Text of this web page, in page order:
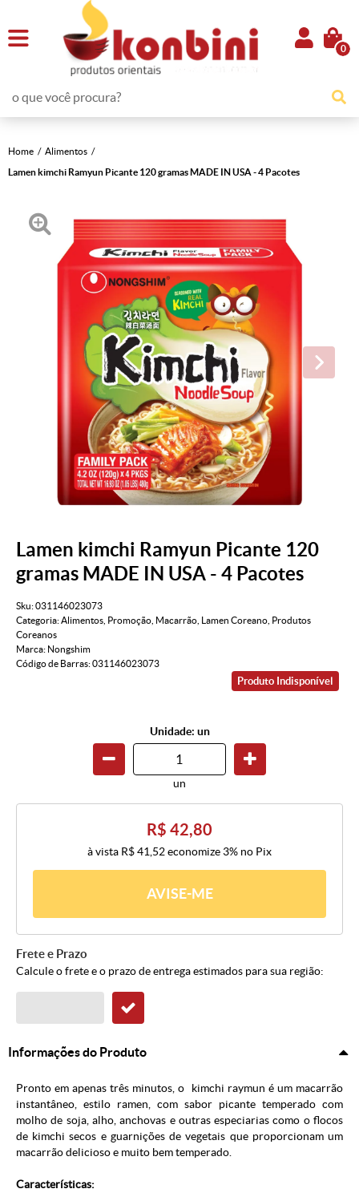
0
Home
Alimentos
Lamen kimchi Ramyun Picante 120 gramas MADE IN USA - 4 Pacotes
Lamen kimchi Ramyun Picante 120
gramas MADE IN USA - 4 Pacotes
Sku:031146023073
Categoria:Alimentos Promoção Macarrão Lamen Coreano Produtos
Coreanos
Marca: Nongshim
Código de Barras:031146023073
Produto Indisponível
Unidade: un
un
R$ 42,80
à vista R$ 41,52economize 3% no Pix
AVISE-ME
Frete e Prazo
Calcule o frete e o prazo de entrega estimados para sua região:
Informações do Produto
Pronto em apenas três minutos, o kimchi raymun é um macarrão
instantâneo, estilo ramen, com sabor picante temperado com
molho de soja, alho, anchovas e outras especiarias como o flocos
de kimchi secos e guarnições de vegetais que proporcionam um
macarrão delicioso e muito bem temperado.
Características: